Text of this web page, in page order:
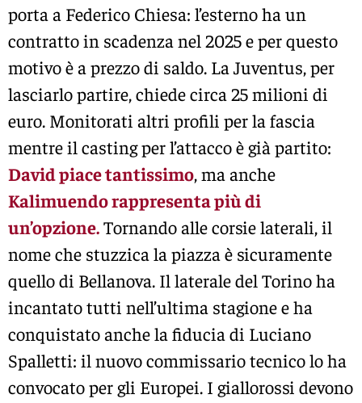
porta a Federico Chiesa: l’esterno ha un
contratto in scadenza nel 2025 e per questo
motivo è a prezzo di saldo. La Juventus, per
lasciarlo partire, chiede circa 25 milioni di
euro. Monitorati altri profili per la fascia
mentre il casting per l’attacco è già partito:
David piace tantissimo, ma anche
Kalimuendo rappresenta più di
un’opzione.Tornando alle corsie laterali, il
nome che stuzzica la piazza è sicuramente
quello di Bellanova. Il laterale del Torino ha
incantato tutti nell’ultima stagione e ha
conquistato anche la fiducia di Luciano
Spalletti: il nuovo commissario tecnico lo ha
convocato per gli Europei. I giallorossi devono